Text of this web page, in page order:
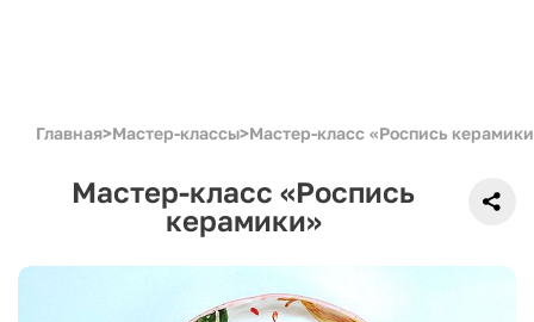
Главная>Мастер-классы>Мастер-класс «Роспись
Мастер-класс «Роспись
керамики»